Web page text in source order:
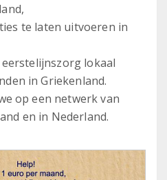
te laten uitvoeren in
lokaal
in Griekenland.
op een netwerk van
en in Nederland.